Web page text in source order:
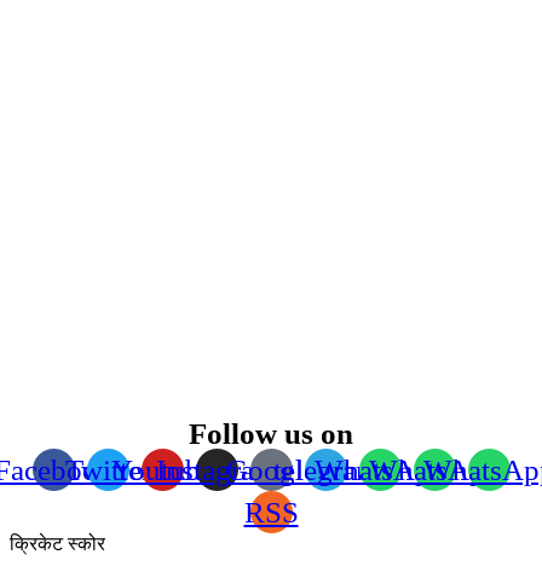
Follow us on
TwitterYoutube
Instagram
Googletelegram
WhatsApp
WhatsApp
RSS
क्रिकेट स्कोर